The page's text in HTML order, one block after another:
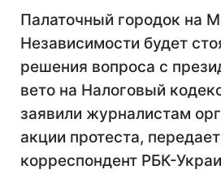
Палаточный городок на
Независимости будет
решения вопроса с
вето на Налоговый
заявили журналистам
акции протеста, передает
корреспондент РБК-